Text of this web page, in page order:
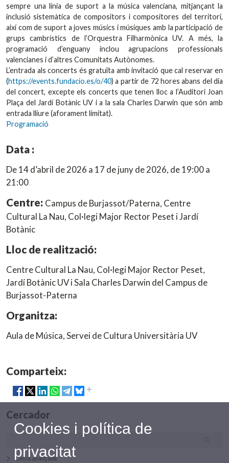
sempre una línia de suport a la música valenciana, mitjançant la
inclusió sistemàtica de compositors i compositores del territori,
així com de suport a joves músics i músiques amb la participació de
grups cambrístics de l’Orquestra Filharmònica UV. A més, la
programació d’enguany inclou agrupacions professionals
valencianes i d’altres Comunitats Autònomes.
L’entrada als concerts és gratuïta amb invitació que cal reservar en
(https://events.fundacio.es/o/40) a partir de 72 hores abans del dia
del concert, excepte els concerts que tenen lloc a l’Auditori Joan
Plaça del Jardí Botànic UV i a la sala Charles Darwin que són amb
entrada lliure (aforament limitat).
Programació
Data :
De 14 d’abril de 2026 a 17 de juny de 2026, de 19:00 a
21:00
Centre: Campus de Burjassot/Paterna, Centre
Cultural La Nau, Col·legi Major Rector Peset i Jardí
Botànic
Lloc de realització:
Centre Cultural La Nau, Col·legi Major Rector Peset,
Jardí Botànic UV i Sala Charles Darwin del Campus de
Burjassot-Paterna
Organitza:
Aula de Música, Servei de Cultura Universitària UV
Comparteix:
Cercador
Cerca avançada
Cookies i política de
privacitat